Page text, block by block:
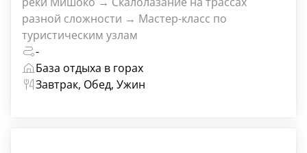
разной сложности → Мастер-класс по
туристическим узлам
-
База отдыха в горах
Завтрак, Обед, Ужин